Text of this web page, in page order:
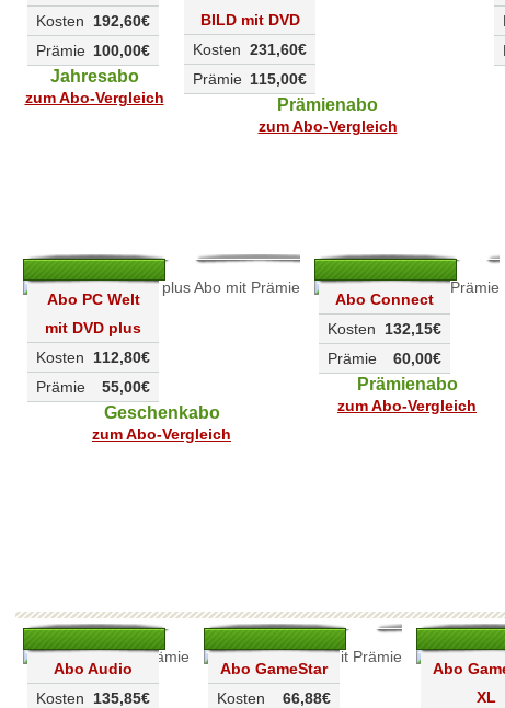
192,60€
Kosten
100,00€
Prämie
Jahresabo
zum Abo-Vergleich
BILD mit DVD
231,60€
Kosten
115,00€
Prämie
Prämienabo
zum Abo-Vergleich
Abo PC Welt
mit DVD plus
112,80€
Kosten
55,00€
Prämie
Geschenkabo
zum Abo-Vergleich
Abo Connect
132,15€
Kosten
60,00€
Prämie
Prämienabo
zum Abo-Vergleich
Abo Audio
135,85€
Kosten
Abo GameStar
66,88€
Kosten
Abo
XL